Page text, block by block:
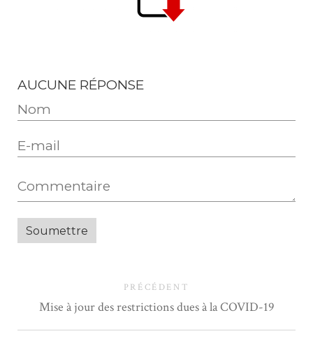
AUCUNE RÉPONSE
PRÉCÉDENT
Mise à jour des restrictions dues à la COVID-19